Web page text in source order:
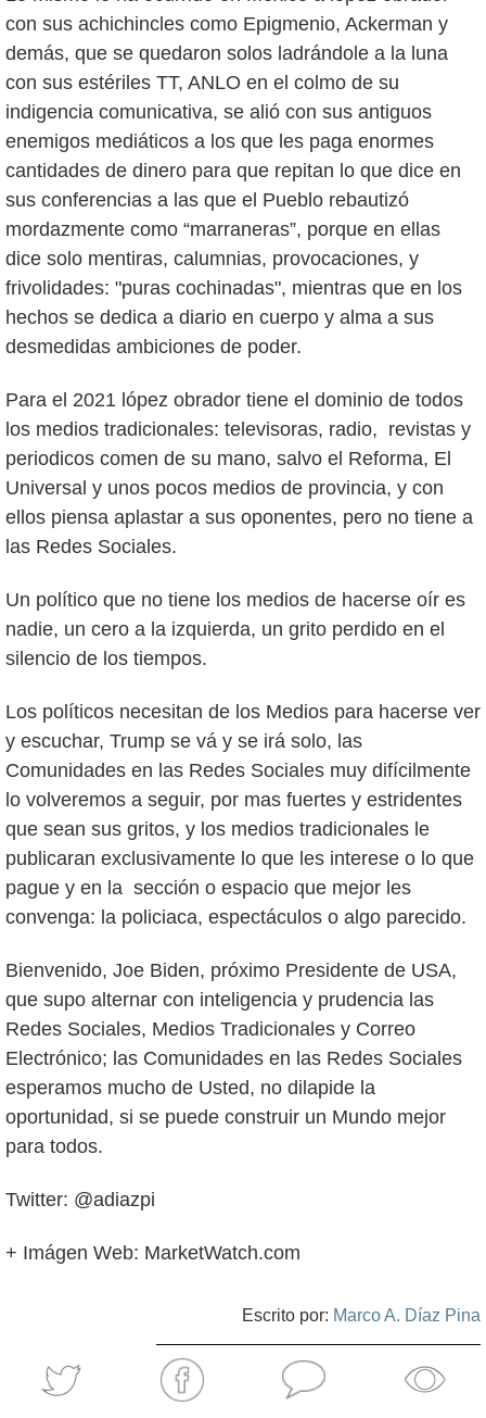
con sus achichincles como Epigmenio, Ackerman y
demás, que se quedaron solos ladrándole a la luna
con sus estériles TT, ANLO en el colmo de su
indigencia comunicativa, se alió con sus antiguos
enemigos mediáticos a los que les paga enormes
cantidades de dinero para que repitan lo que dice en
sus conferencias a las que el Pueblo rebautizó
mordazmente como “marraneras”, porque en ellas
dice solo mentiras, calumnias, provocaciones, y
frivolidades: "puras cochinadas", mientras que en los
hechos se dedica a diario en cuerpo y alma a sus
desmedidas ambiciones de poder.
Para el 2021 lópez obrador tiene el dominio de todos
los medios tradicionales: televisoras, radio, revistas y
periodicos comen de su mano, salvo el Reforma, El
Universal y unos pocos medios de provincia, y con
ellos piensa aplastar a sus oponentes, pero no tiene a
las Redes Sociales.
Un político que no tiene los medios de hacerse oír es
nadie, un cero a la izquierda, un grito perdido en el
silencio de los tiempos.
Los políticos necesitan de los Medios para hacerse ver
y escuchar, Trump se vá y se irá solo, las
Comunidades en las Redes Sociales muy difícilmente
lo volveremos a seguir, por mas fuertes y estridentes
que sean sus gritos, y los medios tradicionales le
publicaran exclusivamente lo que les interese o lo que
pague y en la sección o espacio que mejor les
convenga: la policiaca, espectáculos o algo parecido.
Bienvenido, Joe Biden, próximo Presidente de USA,
que supo alternar con inteligencia y prudencia las
Redes Sociales, Medios Tradicionales y Correo
Electrónico; las Comunidades en las Redes Sociales
esperamos mucho de Usted, no dilapide la
oportunidad, si se puede construir un Mundo mejor
para todos.
Twitter: @adiazpi
+ Imágen Web: MarketWatch.com
Escrito por: Marco A. Díaz Pina